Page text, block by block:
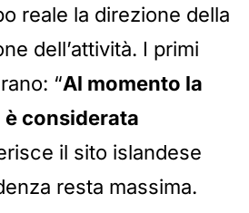
reale la direzione della
dell’attività. I primi
“Al momento la
considerata
il sito islandese
resta massima.